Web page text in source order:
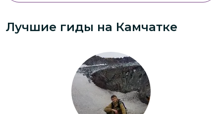
Лучшие гиды на Камчатке